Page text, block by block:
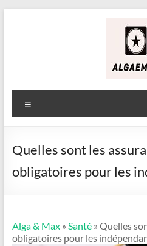
Alga
&
Max
Quelles sont les
obligatoires pour les
Alga & Max» Santé» Quelles
obligatoires pour les